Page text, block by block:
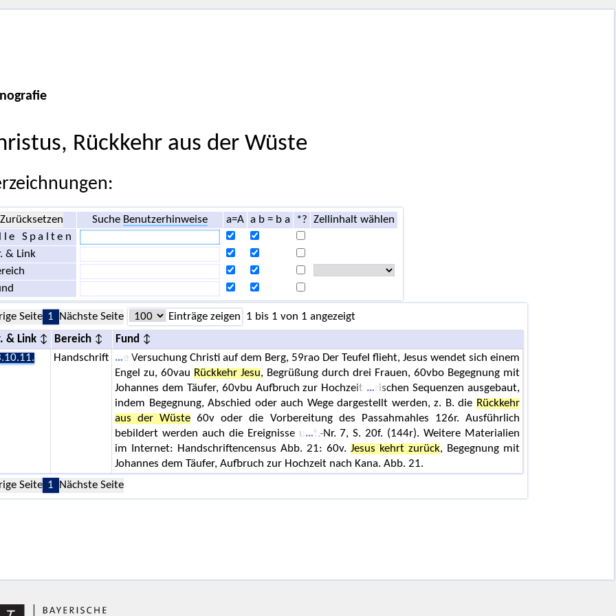
Rückkehr aus der Wüste
Zurücksetzen Suche Benutzerhinweise a=A a b = b a *?
Zellinhalt wählen
Spalten
& Link
Seite 1 Nächste Seite Einträge zeigen 1 bis 1 von 1 angezeigt
& Link Bereich
Fund
Handschrift
e Versuchung Christi auf dem Berg, 59rao Der Teufel flieht, Jesus wendet sich einem
Engel zu, 60vau Rückkehr Jesu, Begrüßung durch drei Frauen, 60vbo Begegnung mit
Johannes dem Täufer, 60vbu Aufbruch zur Hochzeit
rischen Sequenzen ausgebaut,
indem Begegnung, Abschied oder auch Wege dargestellt werden, z. B. die Rückkehr
aus der Wüste 60v oder die Vorbereitung des Passahmahles 126r. Ausführlich
bebildert werden auch die Ereignisse u
t.-Nr. 7, S. 20f. (144r). Weitere Materialien
im Internet: Handschriftencensus Abb. 21: 60v. Jesus kehrt zurück, Begegnung mit
Johannes dem Täufer, Aufbruch zur Hochzeit nach Kana. Abb. 21.
Seite 1 Nächste Seite